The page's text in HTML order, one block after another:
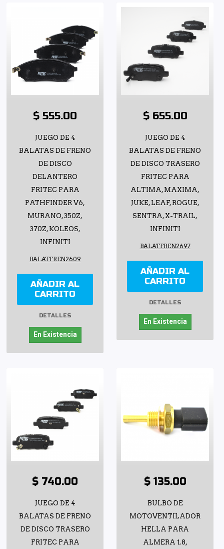
$ 555.00
JUEGO DE 4
BALATAS DE FRENO
DE DISCO
DELANTERO
FRITEC PARA
PATHFINDER V6,
MURANO, 350Z,
370Z, KOLEOS,
INFINITI
BALATFREN2609
AÑADIR AL
CARRITO
DETALLES
En Existencia
$ 655.00
JUEGO DE 4
BALATAS DE FRENO
DE DISCO TRASERO
FRITEC PARA
ALTIMA, MAXIMA,
JUKE, LEAF, ROGUE,
SENTRA, X-TRAIL,
INFINITI
BALATFREN2697
AÑADIR AL
CARRITO
DETALLES
En Existencia
$ 740.00
JUEGO DE 4
BALATAS DE FRENO
DE DISCO TRASERO
FRITEC PARA
$ 135.00
BULBO DE
MOTOVENTILADOR
HELLA PARA
ALMERA 1.8,